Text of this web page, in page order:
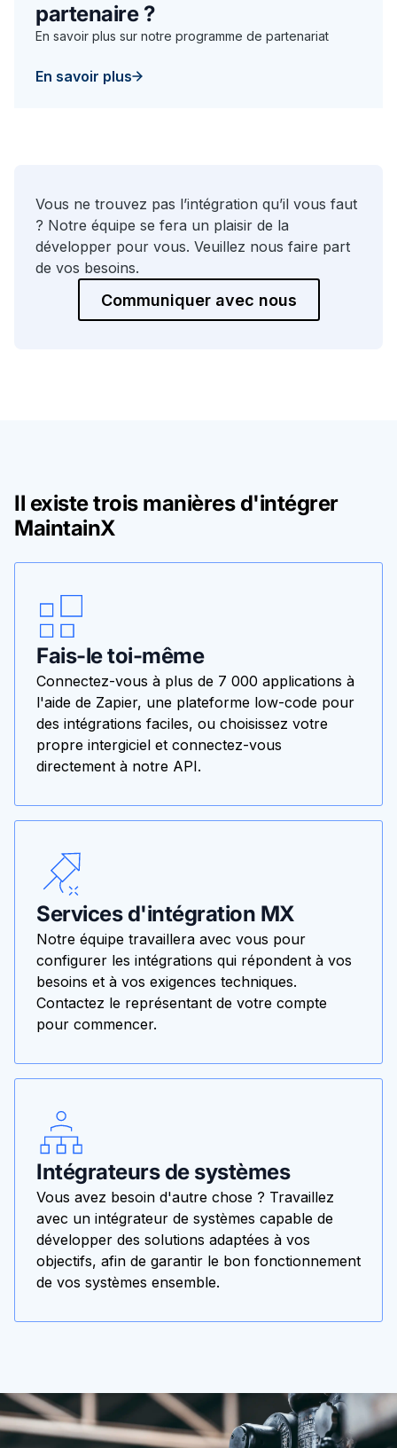
partenaire ?
En savoir plus sur notre programme de partenariat
En savoir plus
Vous ne trouvez pas l’intégration qu’il vous faut
? Notre équipe se fera un plaisir de la
développer pour vous. Veuillez nous faire part
de vos besoins.
Communiquer avec nous
Il existe trois manières d'intégrer
MaintainX
Fais-le toi-même
Connectez-vous à plus de 7 000 applications à
l'aide de Zapier, une plateforme low-code pour
des intégrations faciles, ou choisissez votre
propre intergiciel et connectez-vous
directement à notre API.
Services d'intégration MX
Notre équipe travaillera avec vous pour
configurer les intégrations qui répondent à vos
besoins et à vos exigences techniques.
Contactez le représentant de votre compte
pour commencer.
Intégrateurs de systèmes
Vous avez besoin d'autre chose ? Travaillez
avec un intégrateur de systèmes capable de
développer des solutions adaptées à vos
objectifs, afin de garantir le bon fonctionnement
de vos systèmes ensemble.